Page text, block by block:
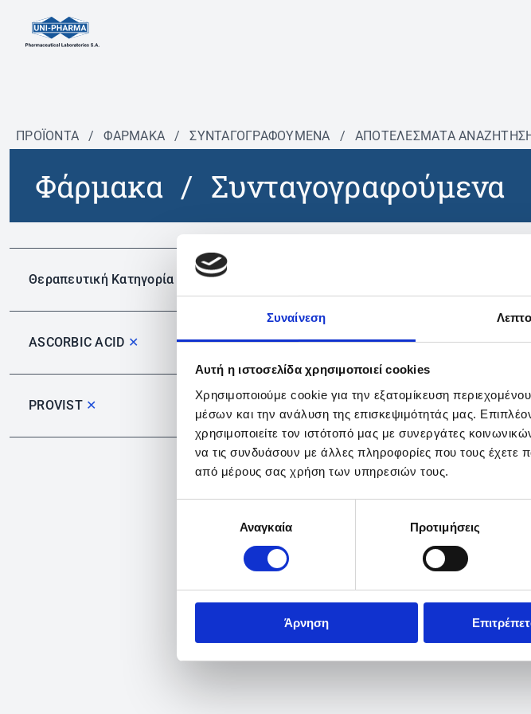
Συναίνεση
Αυτή η ιστοσελίδα χρησιμοποιεί cookies
Χρησιμοποιούμε cookie για την εξατομίκευση
μέσων και την ανάλυση της επισκεψιμότητάς μας.
χρησιμοποιείτε τον ιστότοπό μας με συνεργάτες
να τις συνδυάσουν με άλλες πληροφορίες που τους έχετε
από μέρους σας χρήση των υπηρεσιών τους.
συγκατάθεσηςΑναγκαία Προτιμήσεις
Άρνηση
ΠΡΟΪΟΝΤΑ / ΦΆΡΜΑΚΑ / ΣΥΝΤΑΓΟΓΡΑΦΟΎΜΕΝΑ / ΑΠΟΤΕΛΕΣΜΑΤΑ
Φάρμακα / Συνταγογραφούμενα
Θεραπευτική Κατηγορία
ASCORBIC ACID ✕
PROVIST ✕
Δεν βρέθηκαν